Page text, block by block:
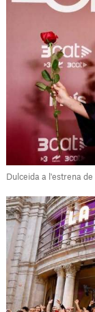
Dulceida a l'estrena